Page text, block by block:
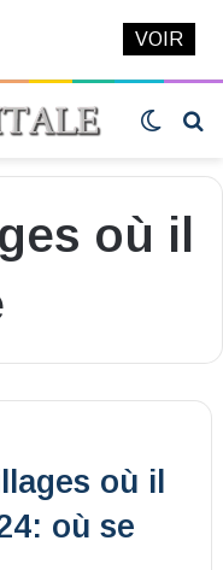
Switch
où il
où il
où se
VOIR